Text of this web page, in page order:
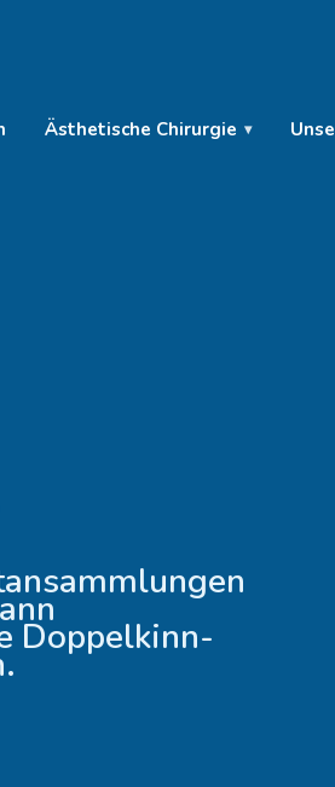
Ästhetische Chirurgie
Doppelkinn-